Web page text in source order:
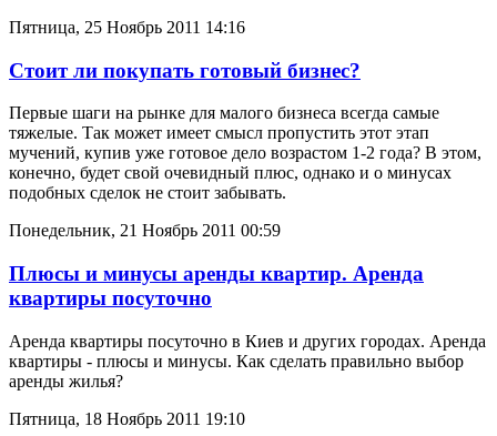
Пятница, 25 Ноябрь 2011 14:16
Стоит ли покупать готовый бизнес?
Первые шаги на рынке для малого бизнеса всегда самые
тяжелые. Так может имеет смысл пропустить этот этап
мучений, купив уже готовое дело возрастом 1-2 года? В этом,
конечно, будет свой очевидный плюс, однако и о минусах
подобных сделок не стоит забывать.
Понедельник, 21 Ноябрь 2011 00:59
Плюсы и минусы аренды квартир. Аренда
квартиры посуточно
Аренда квартиры посуточно в Киев и других городах. Аренда
квартиры - плюсы и минусы. Как сделать правильно выбор
аренды жилья?
Пятница, 18 Ноябрь 2011 19:10